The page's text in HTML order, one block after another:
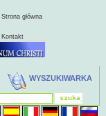
Strona główna
Kontakt
WYSZUKIWARKA